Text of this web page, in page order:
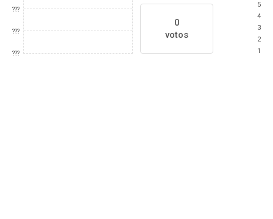
???
???
???
0
votos
5
4
3
2
1